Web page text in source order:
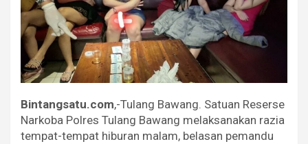
Bintangsatu.com,-Tulang Bawang. Satuan Reserse
Narkoba Polres Tulang Bawang melaksanakan razia
tempat-tempat hiburan malam, belasan pemandu